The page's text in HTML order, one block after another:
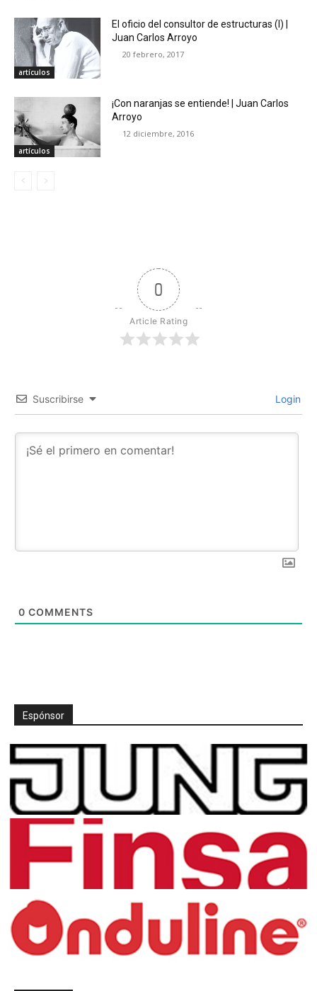
artículos
El oficio del consultor de estructuras (I) |
Juan Carlos Arroyo
20 febrero, 2017
artículos
¡Con naranjas se entiende! | Juan Carlos
Arroyo
12 diciembre, 2016
0
Article Rating
Suscribirse Login
0 COMMENTS
Espónsor